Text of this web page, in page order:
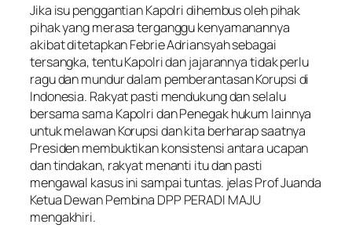
Jika isu penggantian Kapolri dihembus oleh pihak
pihak yang merasa terganggu kenyamanannya
akibat ditetapkan Febrie Adriansyah sebagai
tersangka, tentu Kapolri dan jajarannya tidak perlu
ragu dan mundur dalam pemberantasan Korupsi di
Indonesia. Rakyat pasti mendukung dan selalu
bersama sama Kapolri dan Penegak hukum lainnya
untuk melawan Korupsi dan kita berharap saatnya
Presiden membuktikan konsistensi antara ucapan
dan tindakan, rakyat menanti itu dan pasti
mengawal kasus ini sampai tuntas. jelas Prof Juanda
Ketua Dewan Pembina DPP PERADI MAJU
mengakhiri.